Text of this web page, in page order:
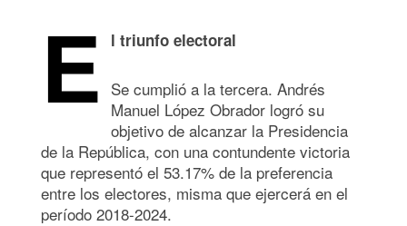
E l triunfo electoral
Se cumplió a la tercera. Andrés
Manuel López Obrador logró su
objetivo de alcanzar la Presidencia
de la República, con una contundente victoria
que representó el 53.17% de la preferencia
entre los electores, misma que ejercerá en el
período 2018-2024.